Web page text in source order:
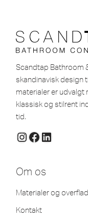
Scandtap Bathroom
skandinavisk design
materialer er
klassisk og stilrent
tid.
Om os
Materialer og
Kontakt